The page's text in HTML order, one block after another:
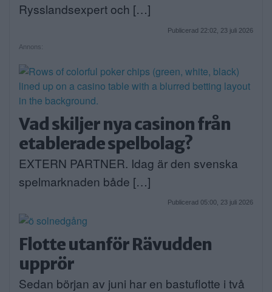
Rysslandsexpert och […]
Publicerad 22:02, 23 juli 2026
Annons:
Vad skiljer nya casinon från
etablerade spelbolag?
EXTERN PARTNER. Idag är den svenska
spelmarknaden både […]
Publicerad 05:00, 23 juli 2026
Flotte utanför Rävudden
upprör
Sedan början av juni har en bastuflotte i två